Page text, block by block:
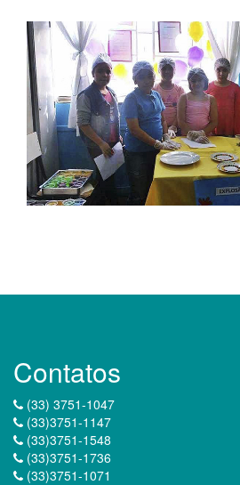
Contatos
(33) 3751-1047
(33)3751-1147
(33)3751-1548
(33)3751-1736
(33)3751-1071